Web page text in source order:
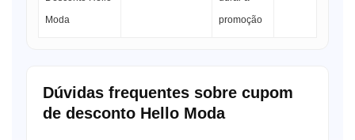
Moda
promoção
Dúvidas frequentes sobre cupom
de desconto Hello Moda